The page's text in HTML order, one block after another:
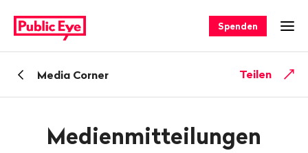
auf
publiceye.ch
Spenden
ZurückMedia Corner Teilen
Medienmitteilungen